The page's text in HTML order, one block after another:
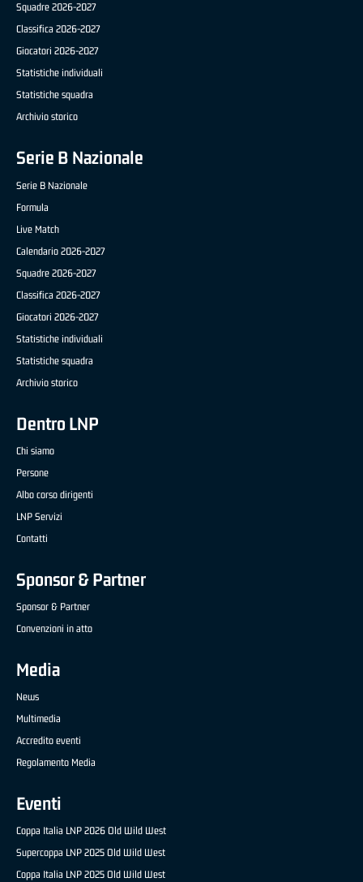
Squadre 2026-2027
Classifica 2026-2027
Giocatori 2026-2027
Statistiche individuali
Statistiche squadra
Archivio storico
Serie B Nazionale
Serie B Nazionale
Formula
Live Match
Calendario 2026-2027
Squadre 2026-2027
Classifica 2026-2027
Giocatori 2026-2027
Statistiche individuali
Statistiche squadra
Archivio storico
Dentro LNP
Chi siamo
Persone
Albo corso dirigenti
LNP Servizi
Contatti
Sponsor & Partner
Sponsor & Partner
Convenzioni in atto
Media
News
Multimedia
Accredito eventi
Regolamento Media
Eventi
Coppa Italia LNP 2026 Old Wild West
Supercoppa LNP 2025 Old Wild West
Coppa Italia LNP 2025 Old Wild West